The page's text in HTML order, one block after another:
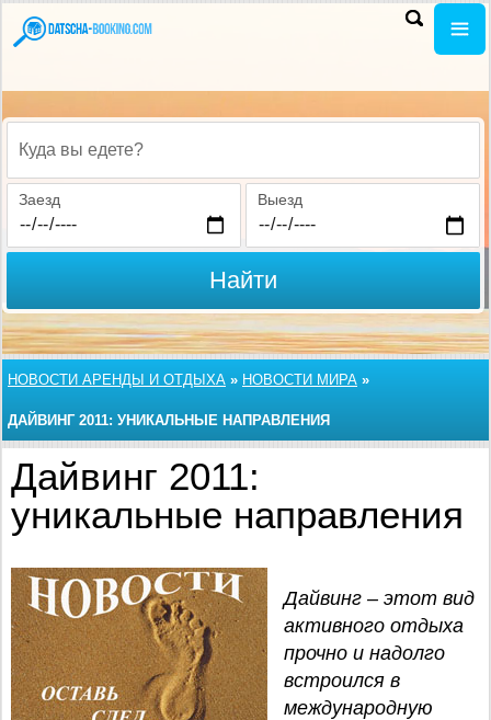
Куда вы едете?
Заезд Выезд
Найти
НОВОСТИ АРЕНДЫ И ОТДЫХА » НОВОСТИ МИРА »
ДАЙВИНГ 2011: УНИКАЛЬНЫЕ НАПРАВЛЕНИЯ
Дайвинг 2011:
уникальные направления
Дайвинг – этот вид
активного отдыха
прочно и надолго
встроился в
международную